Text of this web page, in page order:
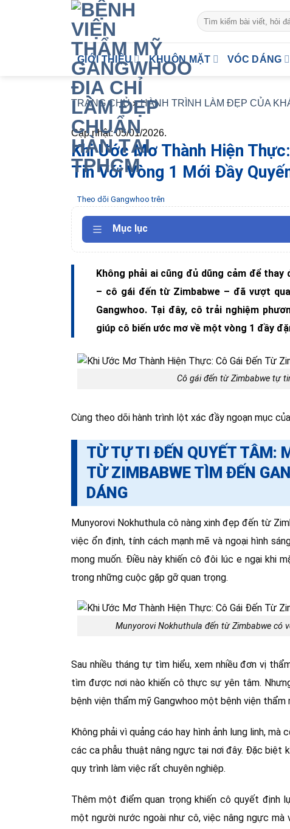
GIỚI THIỆU KHUÔN MẶT VÓC DÁNG
TRANG CHỦ»HÀNH TRÌNH LÀM ĐẸP CỦA
Cập nhật: 05/01/2026.
Khi Ước Mơ Thành Hiện
Tin Với Vòng 1 Mới Đầy
Theo dõi Gangwhoo trên
Mục lục
Không phải ai cũng đủ dũng cảm để
– cô gái đến từ Zimbabwe – đã vượt
Gangwhoo. Tại đây, cô trải nghiệm
giúp cô biến ước mơ về một vòng 1 đầy
Cô gái đến từ Zimbabwe tự
Cùng theo dõi hành trình lột xác đầy ngoạn mục
TỪ TỰ TI ĐẾN QUYẾT TÂM:
TỪ ZIMBABWE TÌM ĐẾN
DÁNG
Munyorovi Nokhuthula cô nàng xinh đẹp đến từ
việc ổn định, tính cách mạnh mẽ và ngoại hình
mong muốn. Điều này khiến cô đôi lúc e ngại khi
trong những cuộc gặp gỡ quan trọng.
Munyorovi Nokhuthula đến từ Zimbabwe có
Sau nhiều tháng tự tìm hiểu, xem nhiều đơn vị
tìm được nơi nào khiến cô thực sự yên tâm.
bệnh viện thẩm mỹ Gangwhoo một bệnh viện
Không phải vì quảng cáo hay hình ảnh lung linh,
các ca phẫu thuật nâng ngực tại nơi đây. Đặc biệt
quy trình làm việc rất chuyên nghiệp.
Thêm một điểm quan trọng khiến cô quyết định
một người nước ngoài như cô, việc nâng ngực